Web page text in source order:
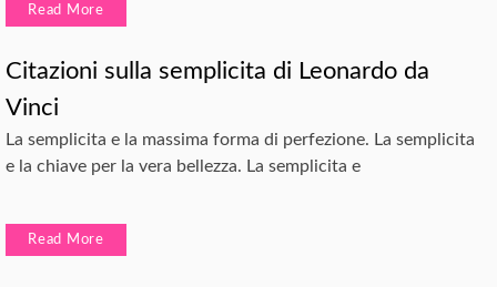
Read More
Citazioni sulla semplicita di Leonardo da
Vinci
La semplicita e la massima forma di perfezione. La semplicita
e la chiave per la vera bellezza. La semplicita e
Read More